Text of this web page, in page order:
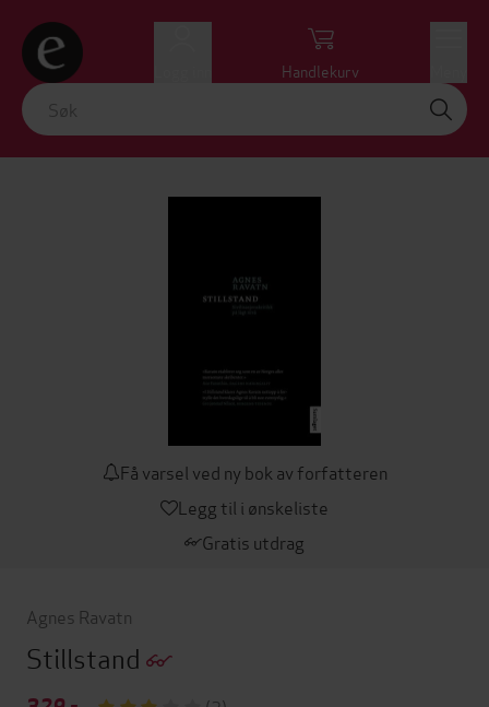
Handlekurv
Få varsel ved ny bok av forfatteren
Legg til i ønskeliste
Gratis utdrag
Agnes Ravatn
Stillstand